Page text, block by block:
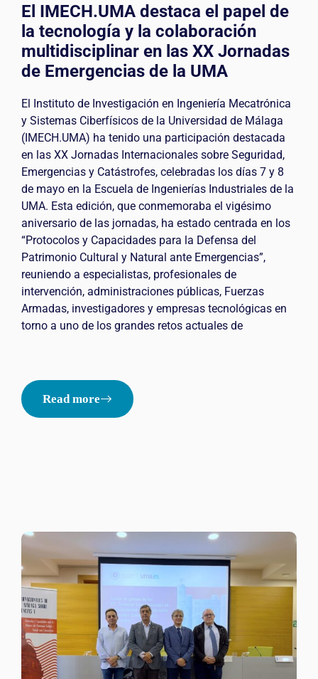
El IMECH.UMA destaca el papel de
la tecnología y la colaboración
multidisciplinar en las XX Jornadas
de Emergencias de la UMA
El Instituto de Investigación en Ingeniería Mecatrónica
y Sistemas Ciberfísicos de la Universidad de Málaga
(IMECH.UMA) ha tenido una participación destacada
en las XX Jornadas Internacionales sobre Seguridad,
Emergencias y Catástrofes, celebradas los días 7 y 8
de mayo en la Escuela de Ingenierías Industriales de la
UMA. Esta edición, que conmemoraba el vigésimo
aniversario de las jornadas, ha estado centrada en los
“Protocolos y Capacidades para la Defensa del
Patrimonio Cultural y Natural ante Emergencias”,
reuniendo a especialistas, profesionales de
intervención, administraciones públicas, Fuerzas
Armadas, investigadores y empresas tecnológicas en
torno a uno de los grandes retos actuales de
Read more